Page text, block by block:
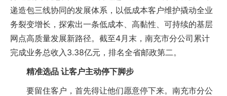
递造包三线协同的发展体系，以低成本客户维护撬动全业
务裂变增长，探索出一条低成本、高黏性、可持续的基层
网点高质量发展新路径。截至4月末，南充市分公司累计
完成业务总收入3.38亿元，排名全省邮政第二。
精准选品 让客户主动停下脚步
要留住客户，首先得让他们愿意停下来。南充市分公